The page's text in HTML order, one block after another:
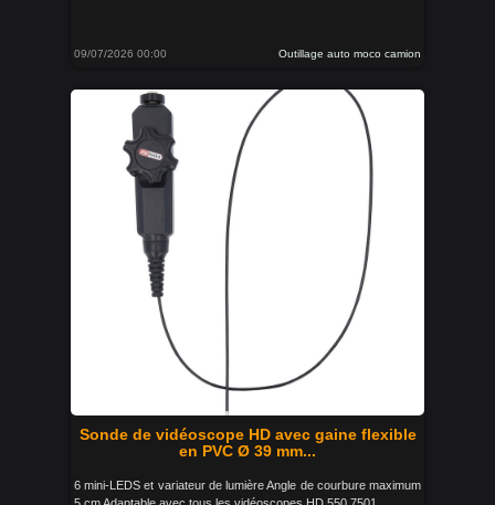
09/07/2026 00:00 Outillage auto moco camion
Sonde de vidéoscope HD avec gaine flexible
en PVC Ø 39 mm...
6 mini-LEDS et variateur de lumière Angle de courbure maximum